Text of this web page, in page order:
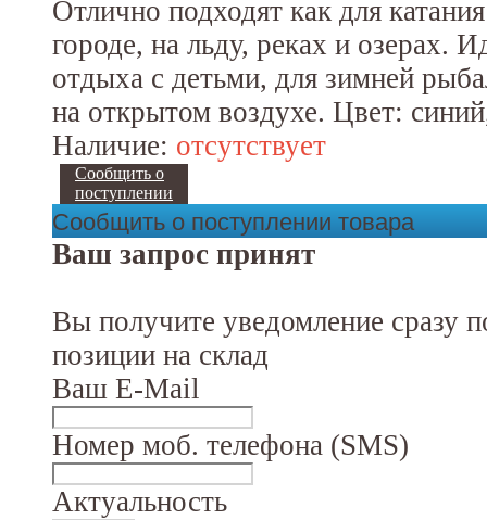
Отлично подходят как для
городе, на льду, реках и озерах.
отдыха с детьми, для зимней
на открытом воздухе. Цвет:
Наличие: отсутствует
Сообщить о
поступлении
Сообщить о поступлении товара
Ваш запрос принят
Вы получите уведомление сразу
позиции на склад
Ваш E-Mail
Номер моб. телефона (SMS)
Актуальность